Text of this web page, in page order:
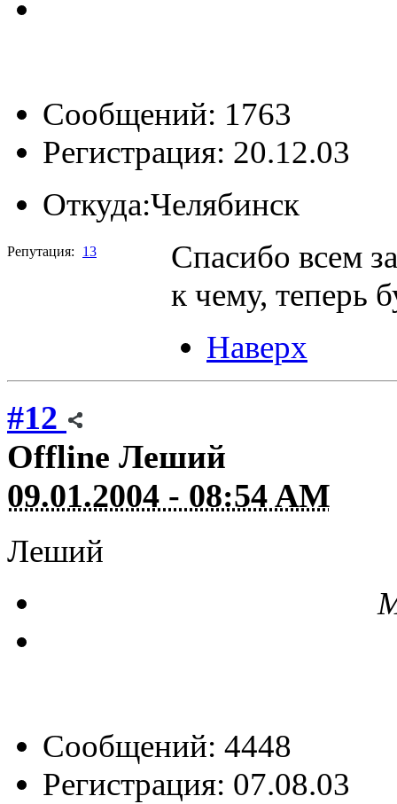
Сообщений: 1763
Регистрация: 20.12.03
Откуда:Челябинск
Репутация: 13
Спасибо всем
к чему, теперь
Наверх
#12
Offline Леший
09.01.2004 - 08:54 AM
Леший
Сообщений: 4448
Регистрация: 07.08.03